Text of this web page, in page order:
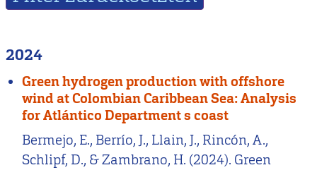
2024
Green hydrogen production with offshore
wind at Colombian Caribbean Sea: Analysis
for Atlántico Department s coast
Bermejo, E., Berrío, J., Llain, J., Rincón, A.,
Schlipf, D., & Zambrano, H. (2024). Green